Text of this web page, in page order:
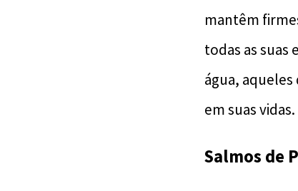
mantêm
todas as suas
água,
em suas vidas.
Salmos de